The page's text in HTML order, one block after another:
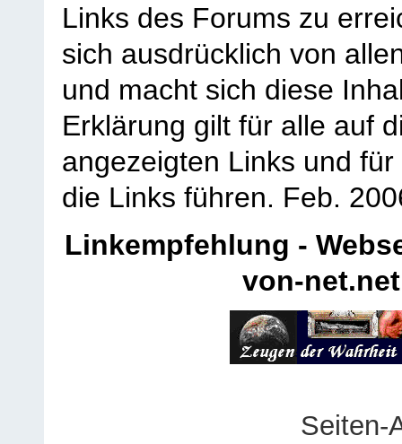
Links des Forums zu
sich ausdrücklich von
und macht sich diese
Erklärung gilt für alle auf
angezeigten Links und
die Links führen. Feb.
Linkempfehlung -
von-net.net
Seiten-